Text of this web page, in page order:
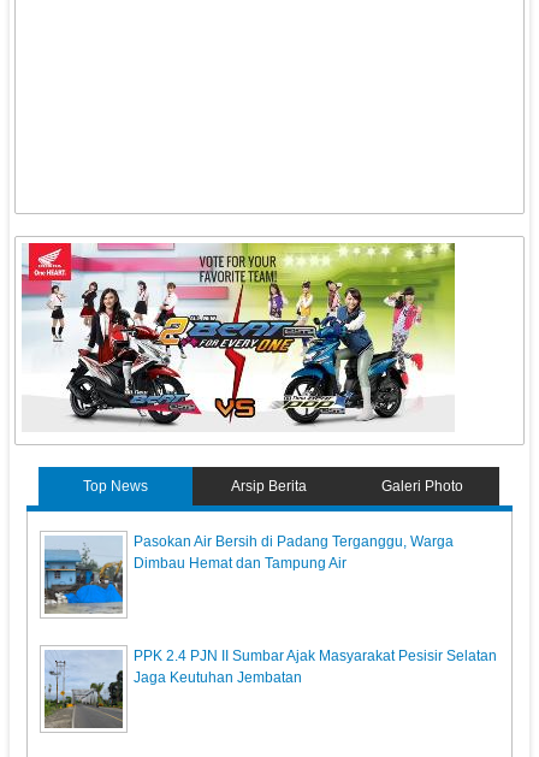
Top News Arsip Berita Galeri Photo
Pasokan Air Bersih di Padang Terganggu, Warga
Dimbau Hemat dan Tampung Air
PPK 2.4 PJN II Sumbar Ajak Masyarakat Pesisir Selatan
Jaga Keutuhan Jembatan